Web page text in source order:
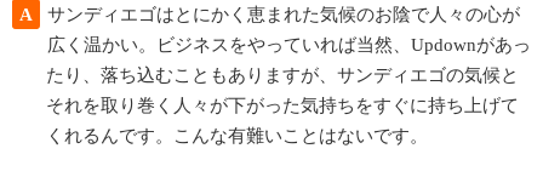
A
サンディエゴはとにかく恵まれた気候のお陰で人々の心が
広く温かい。ビジネスをやっていれば当然、Updownがあっ
たり、落ち込むこともありますが、サンディエゴの気候と
それを取り巻く人々が下がった気持ちをすぐに持ち上げて
くれるんです。こんな有難いことはないです。